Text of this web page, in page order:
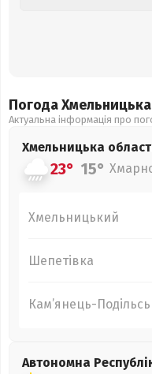
Погода Хмельницька
Актуальна інформація про
Хмельницька
23° 15°
Хмельницький
Шепетівка
Кам’янець-
Автономна